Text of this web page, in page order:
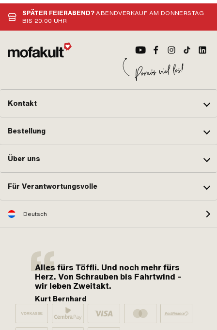
SPÄTER FEIERABEND?ABENDVERKAUF AM DONNERSTAG
BIS 20:00 UHR
Kontakt
Bestellung
Über uns
Für Verantwortungsvolle
Deutsch
Alles fürs Töffli. Und noch mehr fürs
Herz. Von Schrauben bis Fahrtwind –
wir leben Zweitakt.
Kurt Bernhard